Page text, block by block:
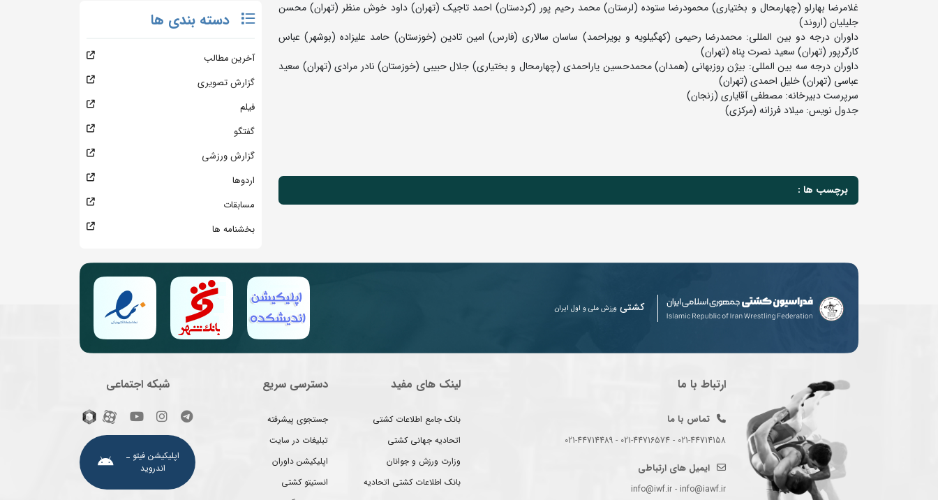
غلامرضا بهارلو (چهارمحال و بختیاری) محمودرضا ستوده (لرستان) محمد رحیم پور (کردستان) احمد تاجیک (تهران) داود خوش منظر (تهران) محسن
جلیلیان (اروند)
داوران درجه دو بین المللی: محمدرضا رحیمی (کهگیلویه و بویراحمد) ساسان سالاری (فارس) امین تادین (خوزستان) حامد علیزاده (بوشهر) عباس
کارگرپور (تهران) سعید نصرت پناه (تهران)
داوران درجه سه بین المللی: بیژن روزبهانی (همدان) محمدحسین یاراحمدی (چهارمحال و بختیاری) جلال حبیبی (خوزستان) نادر مرادی (تهران) سعید
عباسی (تهران) خلیل احمدی (تهران)
سرپرست دبیرخانه: مصطفی آقایاری (زنجان)
جدول نویس: میلاد فرزانه (مرکزی)
برچسب ها :
دسته بندی ها
آخرین مطالب
گزارش تصویری
فیلم
گفتگو
گزارش ورزشی
اردوها
مسابقات
بخشنامه ها
کشتی ورزش ملی و اول ایران
ارتباط با ما
تماس با ما
021-44714158 - 021-44716574 - 021-44714489
ایمیل های ارتباطی
info@iwf.ir - info@iawf.ir
لینک های مفید
بانک جامع اطلاعات کشتی
اتحادیه جهانی کشتی
وزارت ورزش و جوانان
بانک اطلاعات کشتی اتحادیه
دسترسی سریع
جستجوی پیشرفته
تبلیغات در سایت
اپلیکیشن داوران
انستیتو کشتی
شبکه اجتماعی
اپلیکیشن فیتو ـ
اندروید